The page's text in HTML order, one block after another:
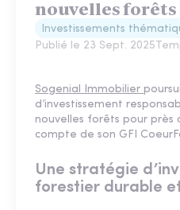
nouvelles forêts
Investissements
Publié le 23 Sept. 2025
Sogenial Immobilier
d’investissement
nouvelles forêts pour près
compte de son GFI
Une stratégie
forestier durable